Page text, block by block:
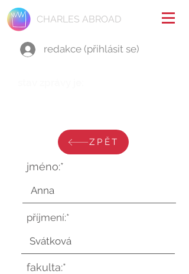
CHARLES ABROAD
redakce (přihlásit se)
ZPĚT
jméno:*
příjmení:*
fakulta:*